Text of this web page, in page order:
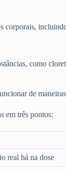
corporais,
como
de
em três pontos:
real há na dose